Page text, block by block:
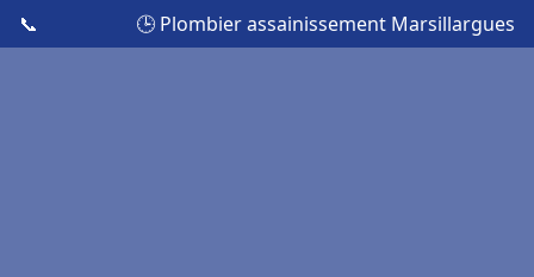
📞 🕒 Plombier assainissement Marsillargues